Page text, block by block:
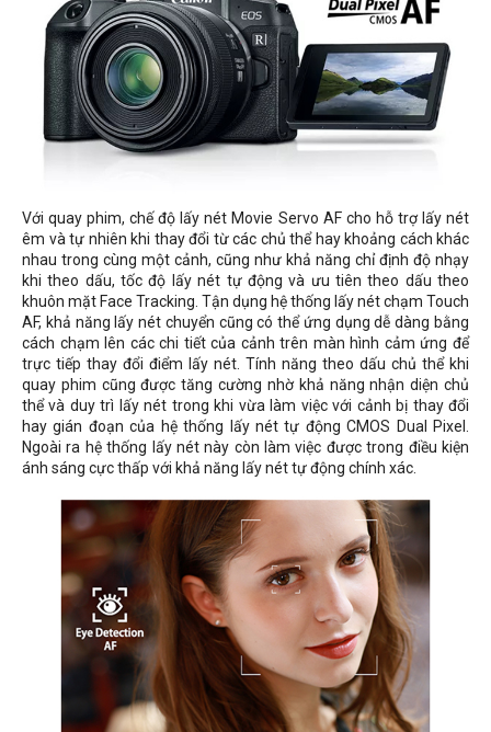
Với quay phim, chế độ lấy nét Movie Servo AF cho hỗ trợ lấy nét
êm và tự nhiên khi thay đổi từ các chủ thể hay khoảng cách khác
nhau trong cùng một cảnh, cũng như khả năng chỉ định độ nhạy
khi theo dấu, tốc độ lấy nét tự động và ưu tiên theo dấu theo
khuôn mặt Face Tracking. Tận dụng hệ thống lấy nét chạm Touch
AF, khả năng lấy nét chuyển cũng có thể ứng dụng dễ dàng bằng
cách chạm lên các chi tiết của cảnh trên màn hình cảm ứng để
trực tiếp thay đổi điểm lấy nét. Tính năng theo dấu chủ thể khi
quay phim cũng được tăng cường nhờ khả năng nhận diện chủ
thể và duy trì lấy nét trong khi vừa làm việc với cảnh bị thay đổi
hay gián đoạn của hệ thống lấy nét tự động CMOS Dual Pixel.
Ngoài ra hệ thống lấy nét này còn làm việc được trong điều kiện
ánh sáng cực thấp với khả năng lấy nét tự động chính xác.